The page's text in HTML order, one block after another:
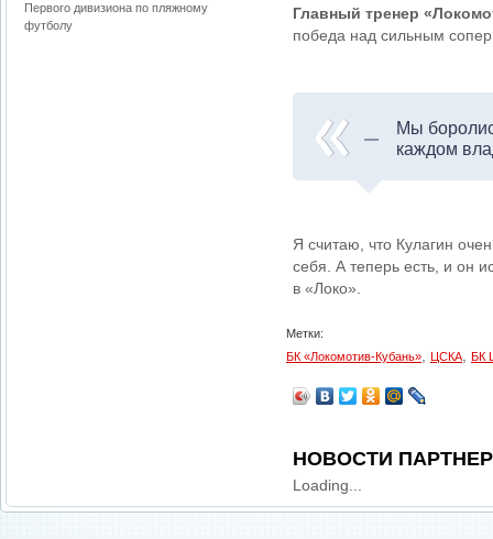
Первого дивизиона по пляжному
футболу
Главный тренер
победа над сильным
Мы
каждом
Я считаю, что Кулагин
себя. А теперь есть, и он
в «Локо».
Метки:
БК «Локомотив-Кубань»
ЦСКА БК
НОВОСТИ
Loading...